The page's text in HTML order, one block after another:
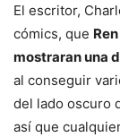
El escritor,
cómics, que
mostraran una
al conseguir
del lado oscuro
así que